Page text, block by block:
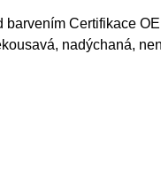
Certifikace
nadýchaná,